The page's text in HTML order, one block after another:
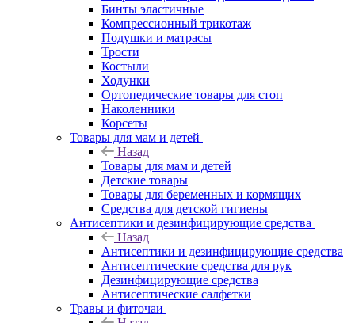
Бинты эластичные
Компрессионный трикотаж
Подушки и матрасы
Трости
Костыли
Ходунки
Ортопедические товары для стоп
Наколенники
Корсеты
Товары для мам и детей
Назад
Товары для мам и детей
Детские товары
Товары для беременных и кормящих
Средства для детской гигиены
Антисептики и дезинфицирующие средства
Назад
Антисептики и дезинфицирующие средства
Антисептические средства для рук
Дезинфицирующие средства
Антисептические салфетки
Травы и фиточаи